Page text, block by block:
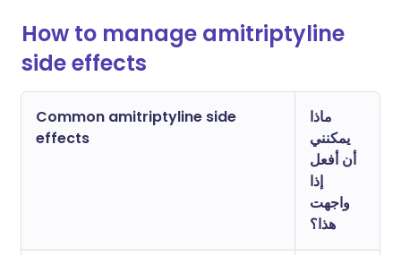
How to manage amitriptyline
side effects
Common amitriptyline side
effects
ماذا
يمكنني
أن أفعل
إذا
واجهت
هذا؟